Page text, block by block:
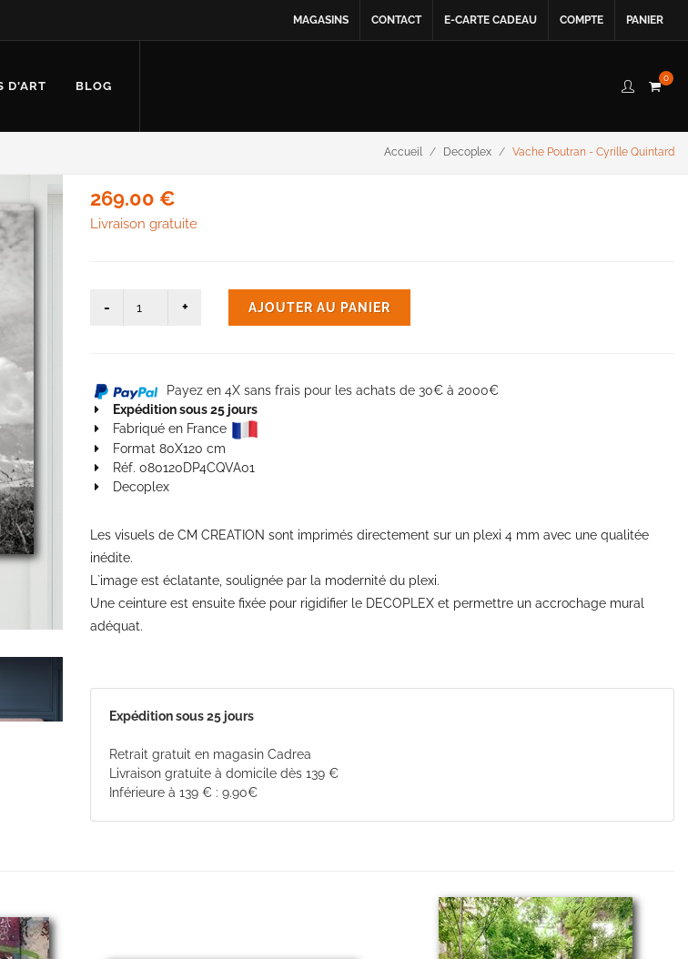
MAGASINS CONTACT E-CARTE CADEAU COMPTE PANIER
D'ART BLOG
0
Accueil Decoplex Vache Poutran - Cyrille Quintard
269.00 €
Livraison gratuite
AJOUTER AU PANIER
Payez en 4X sans frais pour les achats de 30€ à 2000€
Expédition sous 25 jours
Fabriqué en France
Format 80X120 cm
Réf. 080120DP4CQVA01
Decoplex
Les visuels de CM CREATION sont imprimés directement sur un plexi 4 mm avec une qualitée
inédite.
L`image est éclatante, soulignée par la modernité du plexi.
Une ceinture est ensuite fixée pour rigidifier le DECOPLEX et permettre un accrochage mural
adéquat.
Expédition sous 25 jours
Retrait gratuit en magasin Cadrea
Livraison gratuite à domicile dès 139 €
Inférieure à 139 € : 9.90€